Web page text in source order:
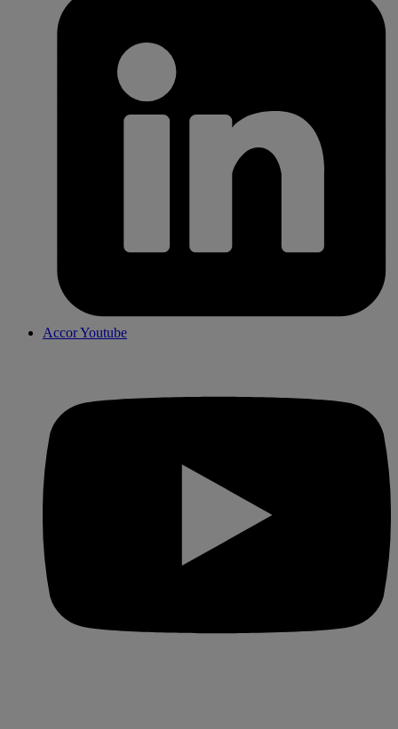
Accor Youtube